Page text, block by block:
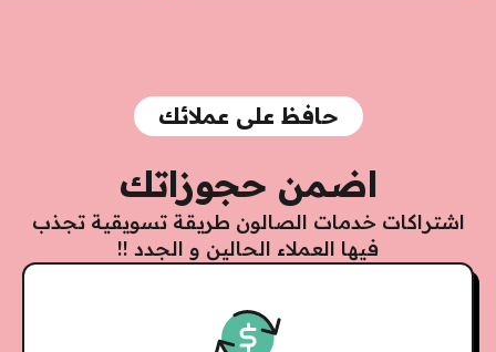
حافظ على عملائك
اضمن حجوزاتك
اشتراكات خدمات الصالون طريقة تسويقية تجذب
فيها العملاء الحالين و الجدد !!